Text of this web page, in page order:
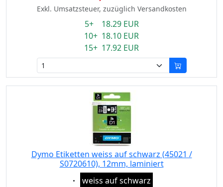
Exkl. Umsatzsteuer, zuzüglich Versandkosten
5+ 18.29 EUR
10+ 18.10 EUR
15+ 17.92 EUR
Dymo Etiketten weiss auf schwarz (45021 /
S0720610), 12mm, laminiert
Eigenschaft:
weiss auf schwarz